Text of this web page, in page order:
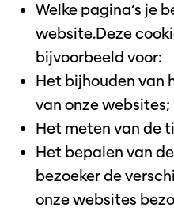
Welke pagina’s je
website.Deze
bijvoorbeeld voor:
Het bijhouden van
van onze websites;
Het meten van de
Het bepalen van
bezoeker de
onze websites